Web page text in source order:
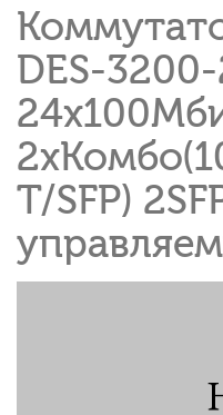
DES-
T/SFP)